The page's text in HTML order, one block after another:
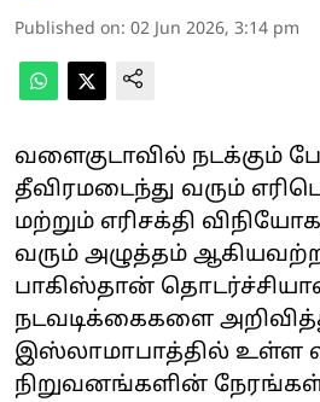
Published on: 02 Jun 2026, 3:14 pm
வளைகுடாவில் நடக்கும்
தீவிரமடைந்து வரும்
மற்றும் எரிசக்தி
வரும் அழுத்தம்
பாகிஸ்தான்
நடவடிக்கைகளை
இஸ்லாமாபாத்தில் உள்ள
நிறுவனங்களின்